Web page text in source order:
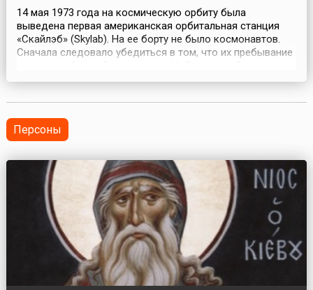
14 мая 1973 года на космическую орбиту была
выведена первая американская орбитальная станция
«Скайлэб» (Skylab). На ее борту не было космонавтов.
Сначала следовало убедиться в том, что их пребывание
(так переводится название станции) создали на базе
диаметром около 7 метров оборудовали жил...
Персоны